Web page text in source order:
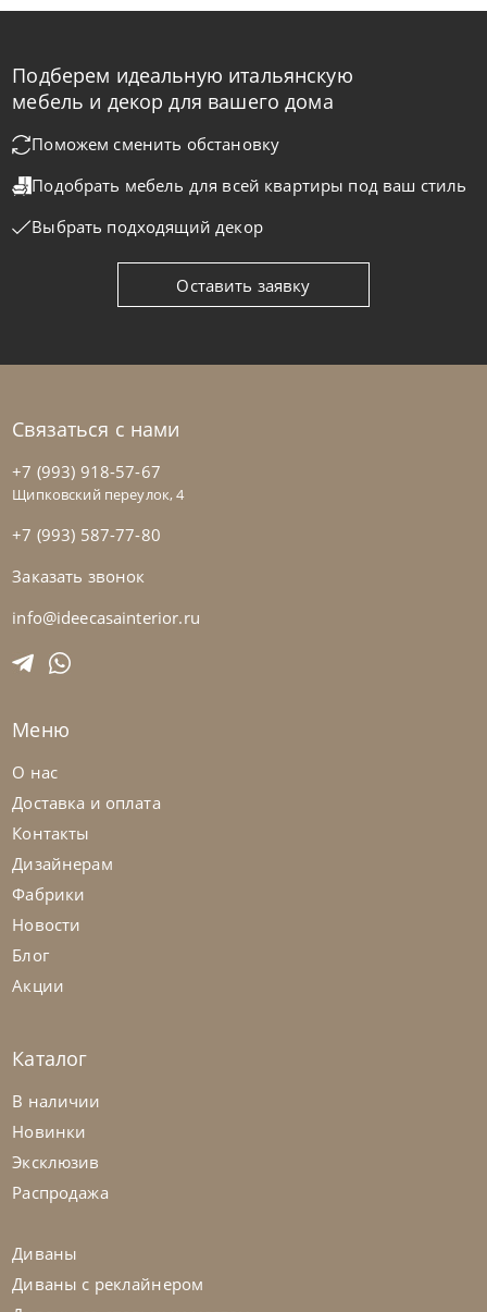
от
Rimar
На заказ 45-90 дн
Rimar
Кровать Comet
Rimar
Кровать Compact
Подберем идеальную итальянскую
мебель и декор для вашего дома
Поможем сменить обстановку
Подобрать мебель для всей квартиры под ваш стиль
Выбрать подходящий декор
Оставить заявку
Связаться с нами
+7 (993) 918-57-67
Щипковский переулок, 4
+7 (993) 587-77-80
Заказать звонок
info@ideecasainterior.ru
Меню
О нас
Доставка и оплата
Контакты
Дизайнерам
Фабрики
Новости
Блог
Акции
Каталог
В наличии
Новинки
Эксклюзив
Распродажа
Диваны
Диваны с реклайнером